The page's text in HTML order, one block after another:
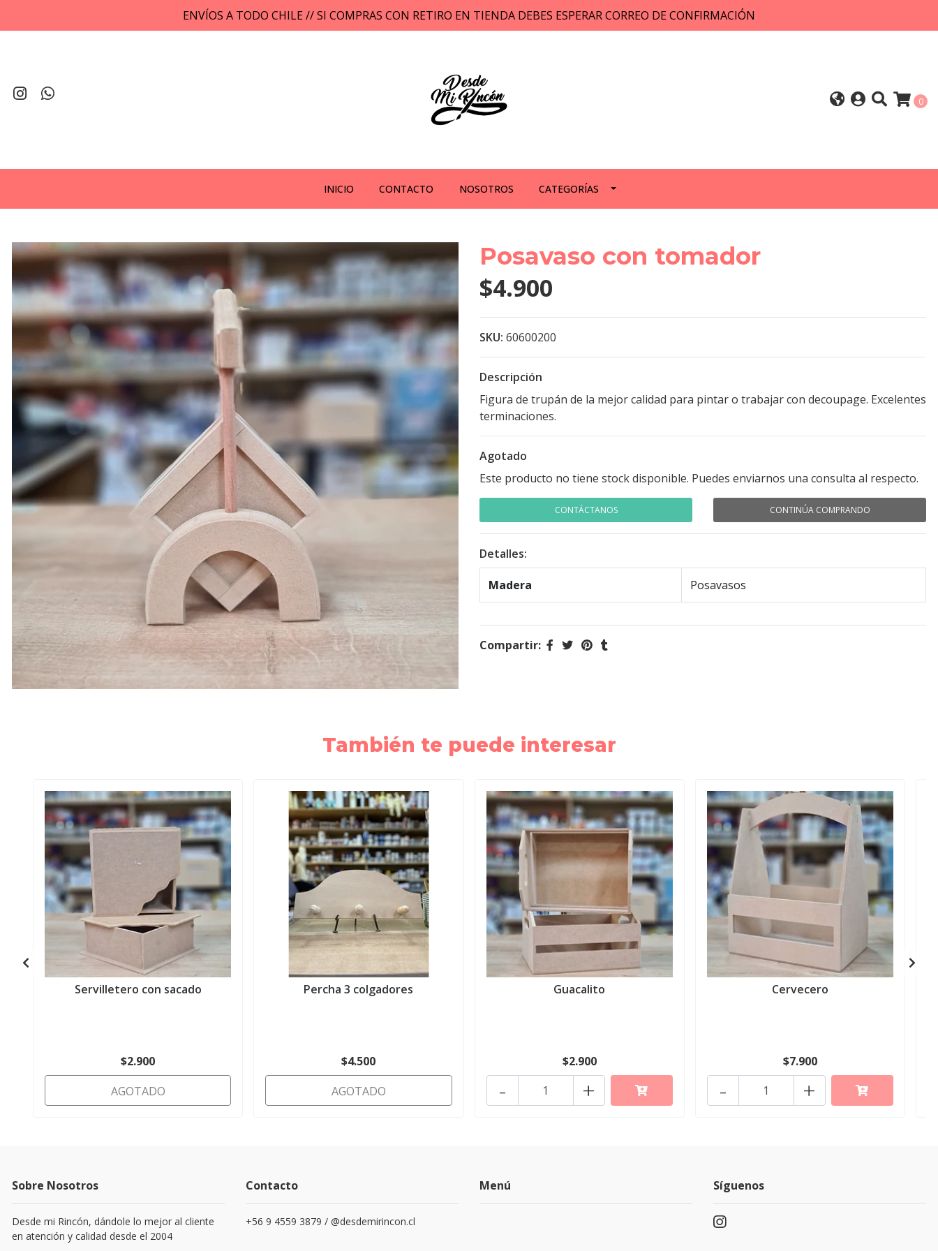
ENVÍOS A TODO CHILE // SI COMPRAS CON RETIRO EN TIENDA DEBES ESPERAR CORREO DE CONFIRMACIÓN
0
INICIO CONTACTO NOSOTROS CATEGORÍAS
Posavaso con tomador
$4.900
SKU: 60600200
Descripción
Figura de trupán de la mejor calidad para pintar o trabajar con decoupage. Excelentes
terminaciones.
Agotado
Este producto no tiene stock disponible. Puedes enviarnos una consulta al respecto.
CONTÁCTANOS CONTINÚA COMPRANDO
Detalles:
Madera Posavasos
Compartir:
También te puede interesar
Servilletero con sacado
$2.900
AGOTADO
Percha 3 colgadores
$4.500
AGOTADO
Guacalito
$2.900
+
-
Cervecero
$7.900
+
-
Sobre Nosotros
Desde mi Rincón, dándole lo mejor al cliente
en atención y calidad desde el 2004
Contacto
+56 9 4559 3879 / @desdemirincon.cl
Menú Síguenos